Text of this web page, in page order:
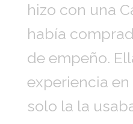
hizo con una
había
de empeño.
experiencia
solo la la